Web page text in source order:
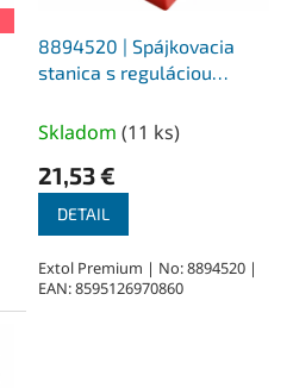
8894520 | Spájkovacia
stanica s reguláciou
40W, 200-400 °C, 0,7 kg
Skladom (11 ks)
21,53 €
DETAIL
Extol Premium | No: 8894520 |
EAN: 8595126970860